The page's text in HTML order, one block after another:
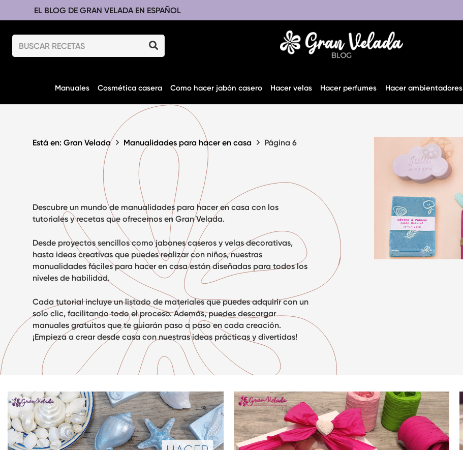
EL BLOG DE GRAN VELADA EN ESPAÑOL
Manuales Cosmética casera Como hacer jabón casero Hacer velas Hacer perfumes Hacer ambientadores
Está en: Gran Velada Manualidades para hacer en casa Página 6
Descubre un mundo de manualidades para hacer en casa con los
tutoriales y recetas que ofrecemos en Gran Velada.
Desde proyectos sencillos como jabones caseros y velas decorativas,
hasta ideas creativas que puedes realizar con niños, nuestras
manualidades fáciles para hacer en casaestán diseñadas para todos los
niveles de habilidad.
Cada tutorial incluye un listado de materiales que puedes adquirir con un
solo clic, facilitando todo el proceso. Además, puedes descargar
manuales gratuitos que te guiarán paso a paso en cada creación.
¡Empieza a crear desde casa con nuestras ideas prácticas y divertidas!